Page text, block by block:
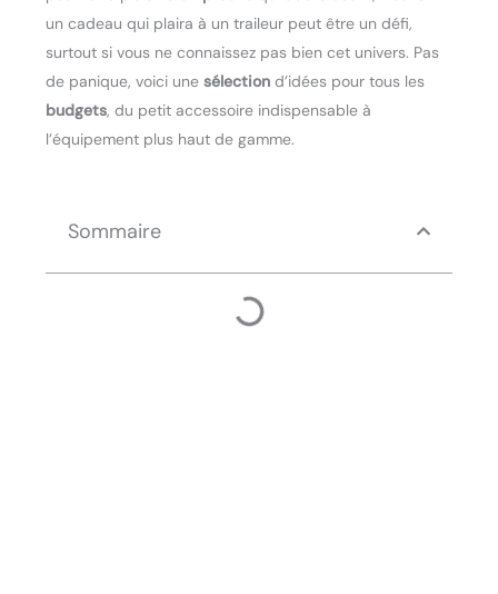
un cadeau qui plaira à un traileur peut être un défi,
surtout si vous ne connaissez pas bien cet univers. Pas
de panique, voici unesélection d’idées pour tous les
budgets, du petit accessoire indispensable à
l’équipement plus haut de gamme.
Sommaire